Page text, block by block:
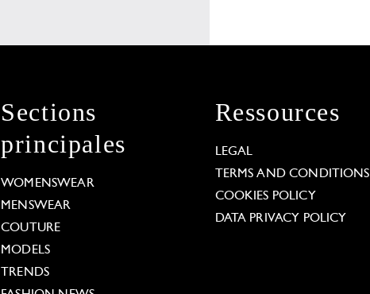
Sections
principales
WOMENSWEAR
MENSWEAR
COUTURE
MODELS
TRENDS
Ressources
LEGAL
TERMS AND CONDITIONS
COOKIES POLICY
DATA PRIVACY POLICY